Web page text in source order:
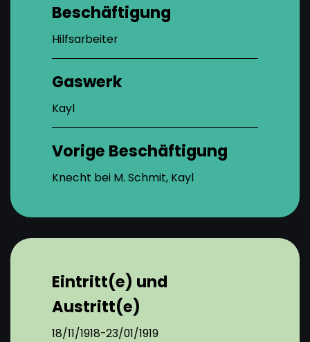
Beschäftigung
Hilfsarbeiter
Gaswerk
Kayl
Vorige Beschäftigung
Knecht bei M. Schmit, Kayl
Eintritt(e) und
Austritt(e)
18/11/1918-23/01/1919